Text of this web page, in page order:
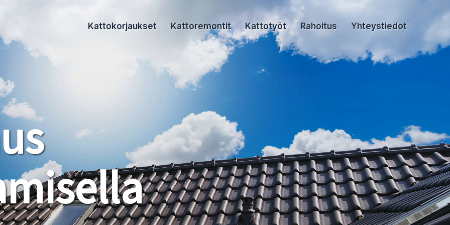
Kattokorjaukset Kattoremontit Kattotyöt Rahoitus Yhteystiedot